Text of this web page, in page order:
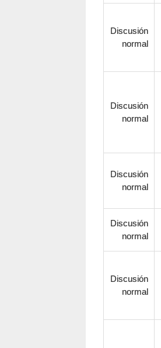
Discusión
normal
Discusión
normal
Discusión
normal
Discusión
normal
Discusión
normal